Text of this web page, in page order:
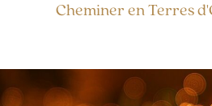
Cheminer en Terres